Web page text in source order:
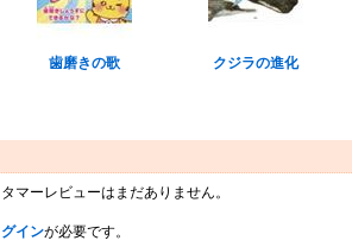
歯磨きの歌 クジラの進化
マーレビューはまだありません。
グインが必要です。